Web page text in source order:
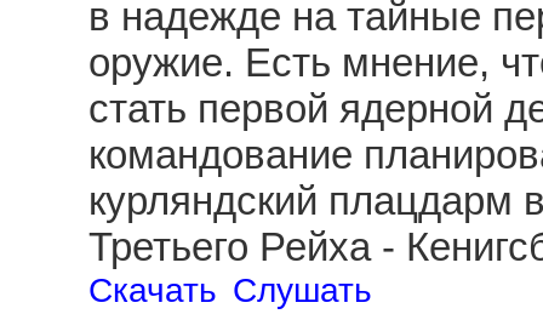
в надежде на тайные
оружие. Есть мнение,
стать первой ядерной
командование
курляндский плацдарм
Третьего Рейха -
Скачать Слушать